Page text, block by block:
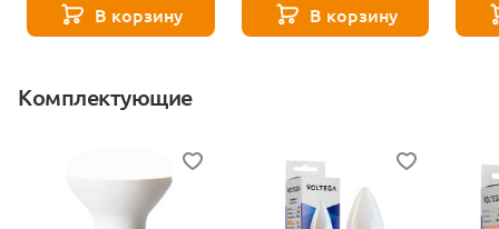
В корзину В корзину
Комплектующие